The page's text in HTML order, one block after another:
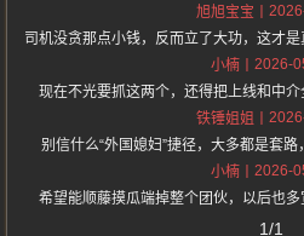
旭旭宝宝
司机没贪那点小钱，反而立了大功，这才是
小楠
2026-
现在不光要抓这两个，还得把上线和中介
铁锤姐姐
别信什么“外国媳妇”捷径，大多都是套路
小楠
2026-
希望能顺藤摸瓜端掉整个团伙，以后也多
1/1